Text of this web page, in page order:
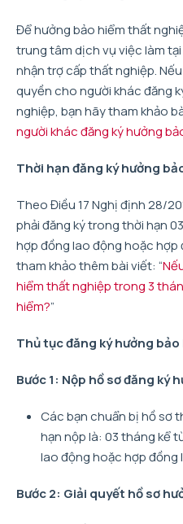
Để hưởng bảo hiểm thất
trung tâm dịch vụ việc làm
nhận trợ cấp thất nghiệp.
quyền cho người khác đăng
nghiệp, bạn hãy tham khảo
người khác đăng ký hưởng
Thời hạn đăng ký hưởng
Theo Điều 17 Nghị định 28/
phải đăng ký trong thời hạn
hợp đồng lao động hoặc hợp
tham khảo thêm bài viết: “
hiểm thất nghiệp trong 3
hiểm?”
Thủ tục đăng ký hưởng
Bước 1: Nộp hồ sơ đăng ký
Các bạn chuẩn bị hồ sơ
hạn nộp là: 03 tháng kể
lao động hoặc hợp đồng
Bước 2: Giải quyết hồ sơ